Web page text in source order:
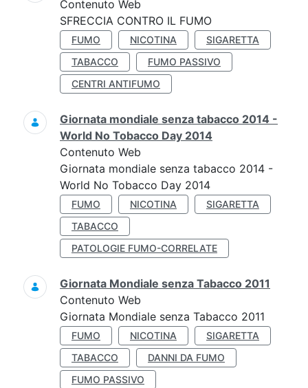
Contenuto Web
SFRECCIA CONTRO IL FUMO
FUMO NICOTINA
SIGARETTA
TABACCO
FUMO PASSIVO
CENTRI ANTIFUMO
Giornata mondiale senza tabacco 2014 -
World No Tobacco Day 2014
Contenuto Web
Giornata mondiale senza tabacco 2014 -
World No Tobacco Day 2014
FUMO NICOTINA
SIGARETTA
TABACCO
PATOLOGIE FUMO-CORRELATE
Giornata Mondiale senza Tabacco 2011
Contenuto Web
Giornata Mondiale senza Tabacco 2011
FUMO NICOTINA
SIGARETTA
TABACCO
DANNI DA FUMO
FUMO PASSIVO